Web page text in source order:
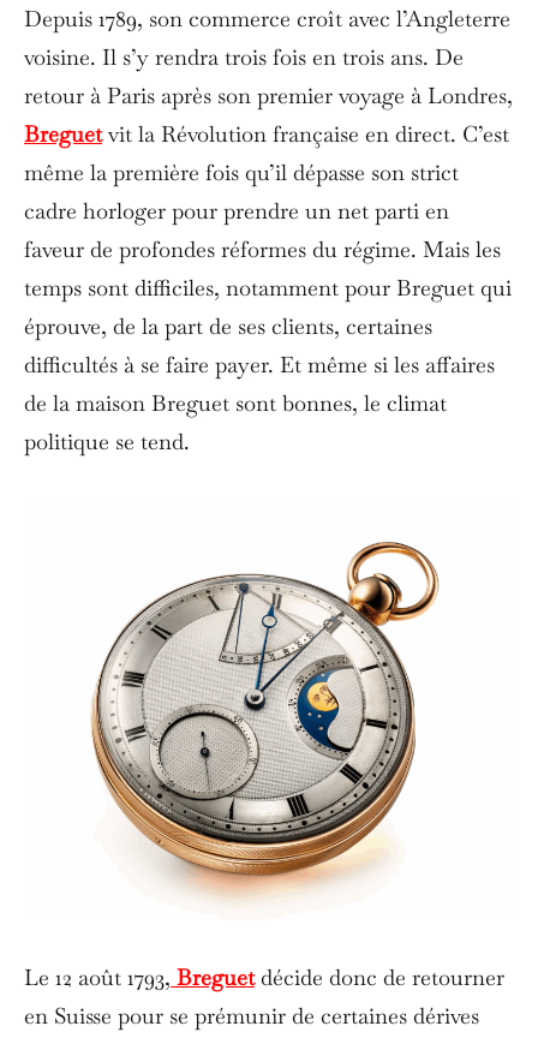
Depuis 1789, son commerce croît avec l’Angleterre
voisine. Il s’y rendra trois fois en trois ans. De
retour à Paris après son premier voyage à Londres,
Breguetvit la Révolution française en direct. C’est
même la première fois qu’il dépasse son strict
cadre horloger pour prendre un net parti en
faveur de profondes réformes du régime. Mais les
temps sont difficiles, notamment pour Breguet qui
éprouve, de la part de ses clients, certaines
difficultés à se faire payer. Et même si les affaires
de la maison Breguet sont bonnes, le climat
politique se tend.
Le 12 août 1793, Breguetdécide donc de retourner
en Suisse pour se prémunir de certaines dérives